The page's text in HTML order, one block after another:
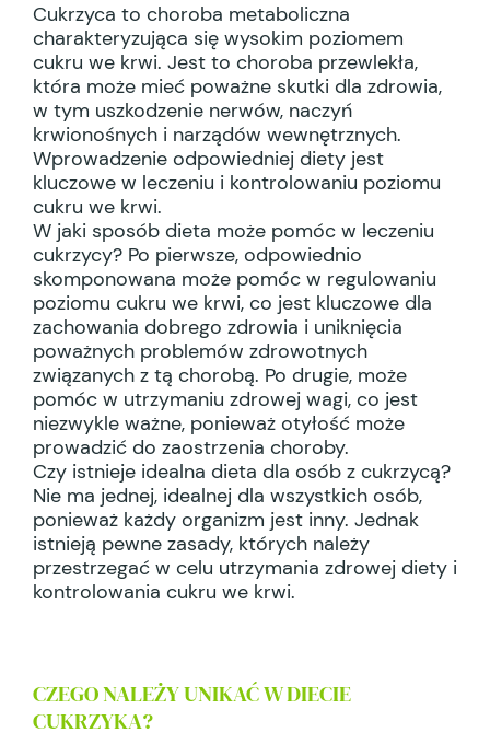
Cukrzyca to choroba metaboliczna
charakteryzująca się wysokim poziomem
cukru we krwi. Jest to choroba przewlekła,
która może mieć poważne skutki dla zdrowia,
w tym uszkodzenie nerwów, naczyń
krwionośnych i narządów wewnętrznych.
Wprowadzenie odpowiedniej diety jest
kluczowe w leczeniu i kontrolowaniu poziomu
cukru we krwi.
W jaki sposób dieta może pomóc w leczeniu
cukrzycy? Po pierwsze, odpowiednio
skomponowana może pomóc w regulowaniu
poziomu cukru we krwi, co jest kluczowe dla
zachowania dobrego zdrowia i uniknięcia
poważnych problemów zdrowotnych
związanych z tą chorobą. Po drugie, może
pomóc w utrzymaniu zdrowej wagi, co jest
niezwykle ważne, ponieważ otyłość może
prowadzić do zaostrzenia choroby.
Czy istnieje idealna dieta dla osób z cukrzycą?
Nie ma jednej, idealnej dla wszystkich osób,
ponieważ każdy organizm jest inny. Jednak
istnieją pewne zasady, których należy
przestrzegać w celu utrzymania zdrowej diety i
kontrolowania cukru we krwi.
CZEGO NALEŻY UNIKAĆ W DIECIE
CUKRZYKA?